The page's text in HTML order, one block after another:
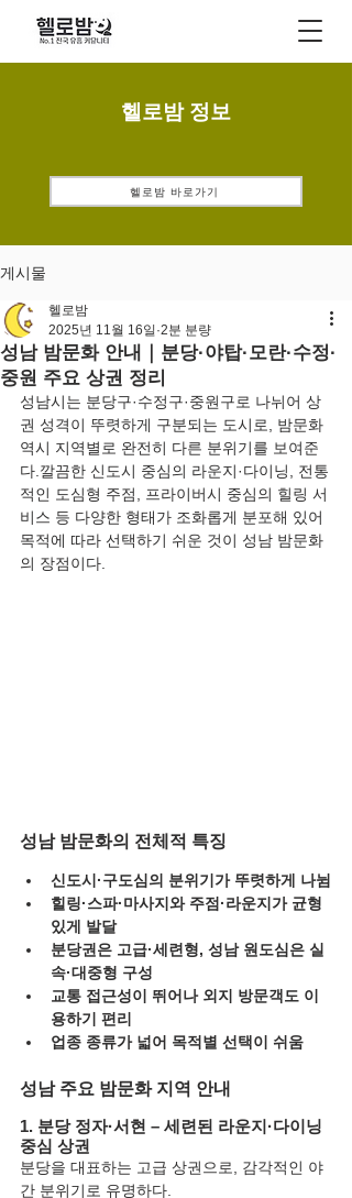
헬로밤 정보
헬로밤 바로가기
게시물
성남 밤문화 안내｜분당·야탑·모란·수정·
중원 주요 상권 정리
헬로밤
2025년 11월 16일 2분 분량
성남시는 분당구·수정구·중원구로 나뉘어 상
권 성격이 뚜렷하게 구분되는 도시로, 밤문화
역시 지역별로 완전히 다른 분위기를 보여준
다.깔끔한 신도시 중심의 라운지·다이닝, 전통
적인 도심형 주점, 프라이버시 중심의 힐링 서
비스 등 다양한 형태가 조화롭게 분포해 있어
목적에 따라 선택하기 쉬운 것이 성남 밤문화
의 장점이다.
성남 밤문화의 전체적 특징
신도시·구도심의 분위기가 뚜렷하게 나뉨
힐링·스파·마사지와 주점·라운지가 균형
있게 발달
분당권은 고급·세련형, 성남 원도심은 실
속·대중형 구성
교통 접근성이 뛰어나 외지 방문객도 이
용하기 편리
업종 종류가 넓어 목적별 선택이 쉬움
성남 주요 밤문화 지역 안내
1. 분당 정자·서현 – 세련된 라운지·다이닝
중심 상권
분당을 대표하는 고급 상권으로, 감각적인 야
간 분위기로 유명하다.